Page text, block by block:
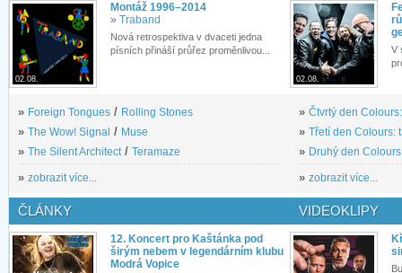
02.08.
Montáž 1996–2014
» Traband
Nová retrospektiva v dvaceti jedna
písních přináší průřez proměnlivou...
» Foreign Tongues / Rolling Stones
» The Wow! Signal / Muse
» The Silent Architect/ Teramaze
» zobrazit více...
02.08.
V
» Čtvrtý den
» Třetí den Colours:
» Druhý den
» zobrazit více...
ČLÁNKY
12. Koncert pro Kaštánka pod
širým nebem v legendárním klubu
Modrá Vopice
VIDEOKLIPY